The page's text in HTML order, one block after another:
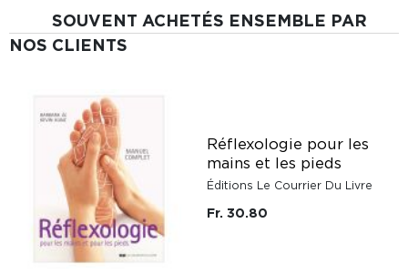
SOUVENT ACHETÉS ENSEMBLE PAR
NOS CLIENTS
Réflexologie pour les
mains et les pieds
Éditions Le Courrier Du Livre
Fr. 30.80